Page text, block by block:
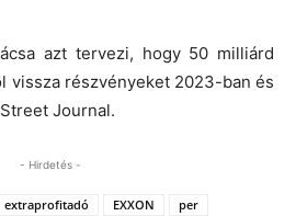
azt tervezi, hogy 50 milliárd
vissza részvényeket 2023-ban és
Journal.
- Hirdetés -
extraprofitadó EXXON per